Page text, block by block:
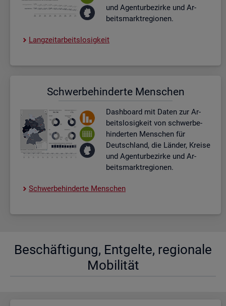
und Agen­tur­be­zir­ke und Ar­
beits­markt­re­gio­nen.
Lang­zeit­ar­beits­lo­sig­keit
Schwer­be­hin­der­te Men­schen
Dash­board mit Daten zur Ar­
beits­lo­sig­keit von schwer­be­
hin­der­ten Men­schen für
Deutsch­land, die Län­der, Krei­se
und Agen­tur­be­zir­ke und Ar­
beits­markt­re­gio­nen.
Schwer­be­hin­der­te Men­schen
Be­schäf­ti­gung, Ent­gel­te, re­gio­na­le
Mo­bi­li­tät